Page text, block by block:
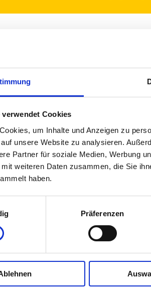
verwendet Cookies
um Inhalte und Anzeigen zu
unsere Website zu analysieren.
Partner für soziale Medien, Werbung
weiteren Daten zusammen, die Sie
haben.
Präferenzen
Guten Morgen.Gestern wahr Möbel Taxi
bei mir und haben innerhalb 2 1/2 std mein
Umzug gemacht es wurde alles bruchsicher
eingepackt was ich...
Weiterlesen